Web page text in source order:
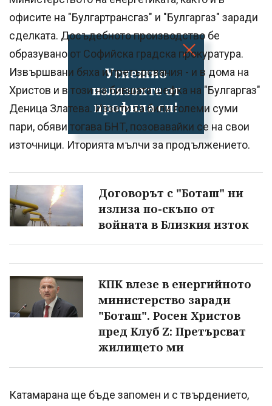
Успешно
излязохте от
профила си!
офисите на "Булгартрансгаз" и "Булгаргаз" заради
сделката. Досъдебното производство бе
образувано от Софийска градска прокуратура.
Извършвани бяха и претърсвания - и в дома на
Христов и в този на бившата шефка на "Булгаргаз"
Деница Златева. Иззети са били големи суми
пари, обяви тогава БНТ, позовавайки се на свои
източници. Иторията мълчи за продължението.
Договорът с "Боташ" ни
излиза по-скъпо от
войната в Близкия изток
КПК влезе в енергийното
министерство заради
"Боташ". Росен Христов
пред Клуб Z: Претърсват
жилището ми
Катамарана ще бъде запомен и с твърдението,